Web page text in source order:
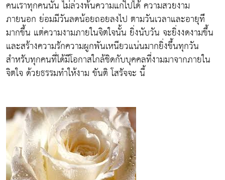
คนเราทุกคนนั้น ไม่ล่วงพ้นความแก่ไปได้ ความสวยงาม
ภายนอก ย่อมมีวันลดน้อยถอยลงไป ตามวันเวลาและอายุท่ี
มากขึ้น แต่ความงามภายในจิตใจนั้น ยิ่งนับวัน จะยิ่งงดงามขึ้น
และสร้างความรักความผูกพันเหนียวแน่นมากยิ่งขึ้นทุกวัน
สำหรับทุกคนที่ได้มีโอกาสใกล้ชิดกับบุคคลที่งามมาจากภายใน
จิตใจ ด้วยธรรมทำให้งาม ขันติ โสรัจจะ นี้